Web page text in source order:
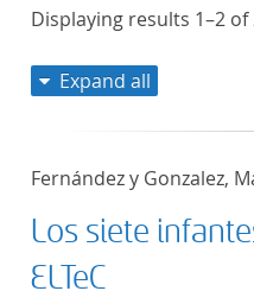
Displaying results 1–2 of
Expand all
Fernández y Gonzalez,
Los siete
ELTeC